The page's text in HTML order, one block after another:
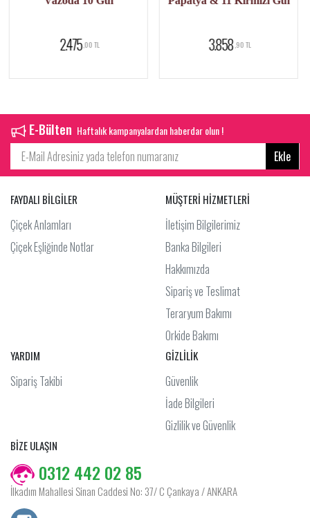
3.858 3.566
E-Bülten Haftalık kampanyalardan haberdar olun !
Ekle
FAYDALI BİLGİLER
Çiçek Anlamları
Çiçek Eşliğinde Notlar
MÜŞTERİ HİZMETLERİ
İletişim Bilgilerimiz
Banka Bilgileri
Hakkımızda
Sipariş ve Teslimat
Teraryum Bakımı
Orkide Bakımı
YARDIM
Sipariş Takibi
GİZLİLİK
Güvenlik
İade Bilgileri
Gizlilik ve Güvenlik
BİZE ULAŞIN
0312 442 02 85
İlkadım Mahallesi Sinan Caddesi No: 37/ C Çankaya / ANKARA